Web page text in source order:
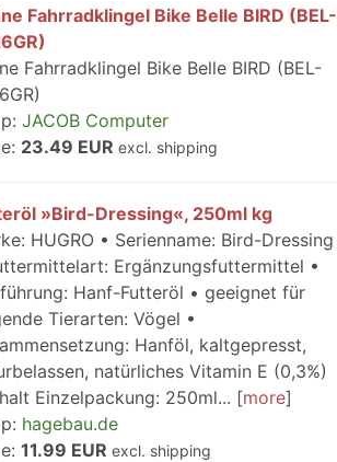
Fahrradklingel Bike Belle BIRD (BEL-
Fahrradklingel Bike Belle BIRD (BEL-
JACOB Computer
23.49 EUR excl. shipping
»Bird-Dressing«, 250ml kg
HUGRO • Serienname: Bird-Dressing
Ergänzungsfuttermittel •
Hanf-Futteröl • geeignet für
Tierarten: Vögel •
Hanföl, kaltgepresst,
natürliches Vitamin E (0,3%)
Einzelpackung: 250ml...
more
hagebau.de
11.99 EUR excl. shipping